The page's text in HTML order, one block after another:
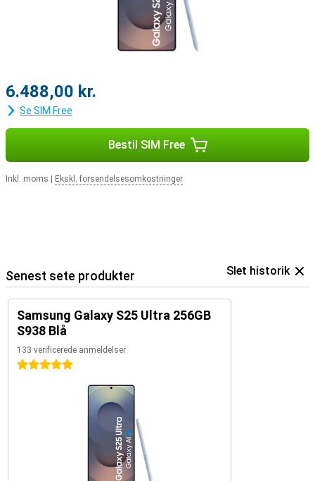
du modtager et opkald, og du kan svare med et tryk på dine
6.488,00 kr.
Se SIM Free
Bestil SIM Free
Inkl. moms Ekskl. forsendelsesomkostninger
Senest sete produkter Slet historik
Samsung Galaxy S25 Ultra 256GB
S938 Blå
133 verificerede anmeldelser
5 stjerner